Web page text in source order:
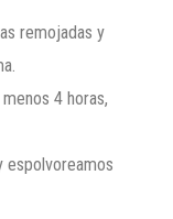
remojadas y
4 horas,
espolvoreamos